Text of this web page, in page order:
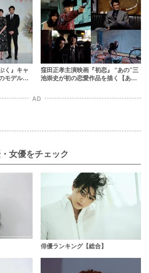
く』キャ
モデルと
窪田正孝主演映画『初恋』 “あの”三
池崇史が初の恋愛作品を描く【あら
AD
女優をチェック
俳優ランキング【総合】